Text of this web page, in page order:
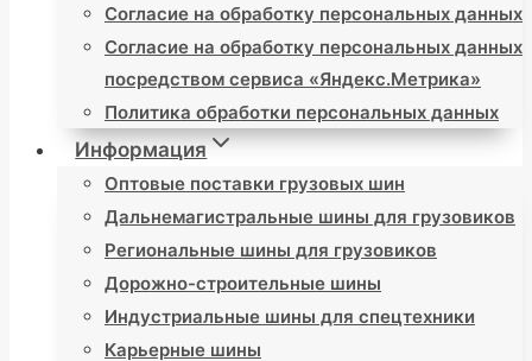
Согласие на обработку персональных данных
Согласие на обработку персональных данных
посредством сервиса «Яндекс.Метрика»
Политика обработки персональных данных
Информация
Оптовые поставки грузовых шин
Дальнемагистральные шины для грузовиков
Региональные шины для грузовиков
Дорожно-строительные шины
Индустриальные шины для спецтехники
Карьерные шины